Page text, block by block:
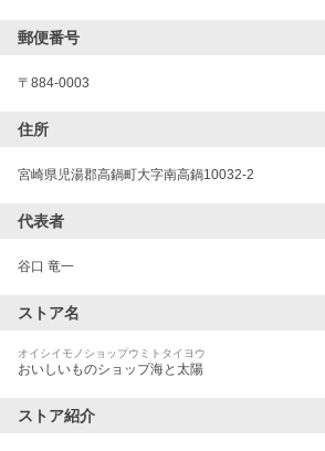
郵便番号
〒 884-0003
住所
宮崎県児湯郡高鍋町大字南高鍋10032-2
代表者
谷口 竜一
ストア名
オイシイモノショップウミトタイヨウ
おいしいものショップ海と太陽
ストア紹介